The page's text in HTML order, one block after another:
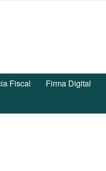
Fiscal Firma Digital